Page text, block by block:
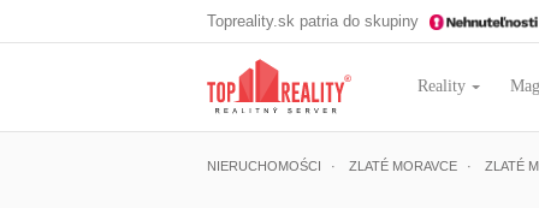
Topreality.sk patria do skupiny
Reality
NIERUCHOMOŚCI ZLATÉ MORAVCE ZLATÉ